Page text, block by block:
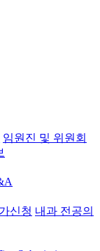
임원진 및 위원회
신청 내과 전공의